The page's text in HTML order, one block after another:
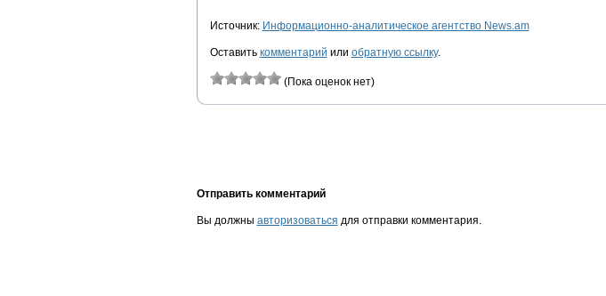
Источник: Информационно-аналитическое агентство News.am
Оставить комментарий или обратную ссылку.
(Пока оценок нет)
Отправить комментарий
Вы должны авторизоваться для отправки комментария.